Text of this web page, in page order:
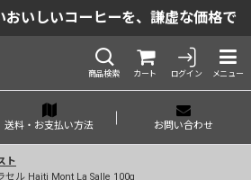
おいしいコーヒーを、謙虚な価格で
商品検索 カート ログイン メニュー
送料・お支払い方法 お問い合わせ
ト
セル Haiti Mont La Salle 100g